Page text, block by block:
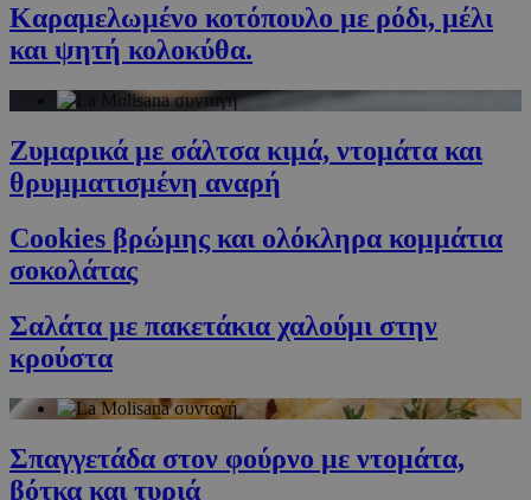
Καραμελωμένο κοτόπουλο με ρόδι, μέλι
και ψητή κολοκύθα.
Ζυμαρικά με σάλτσα κιμά, ντομάτα και
θρυμματισμένη αναρή
Cookies βρώμης και ολόκληρα κομμάτια
σοκολάτας
Σαλάτα με πακετάκια χαλούμι στην
κρούστα
Σπαγγετάδα στον φούρνο με ντομάτα,
βότκα και τυριά